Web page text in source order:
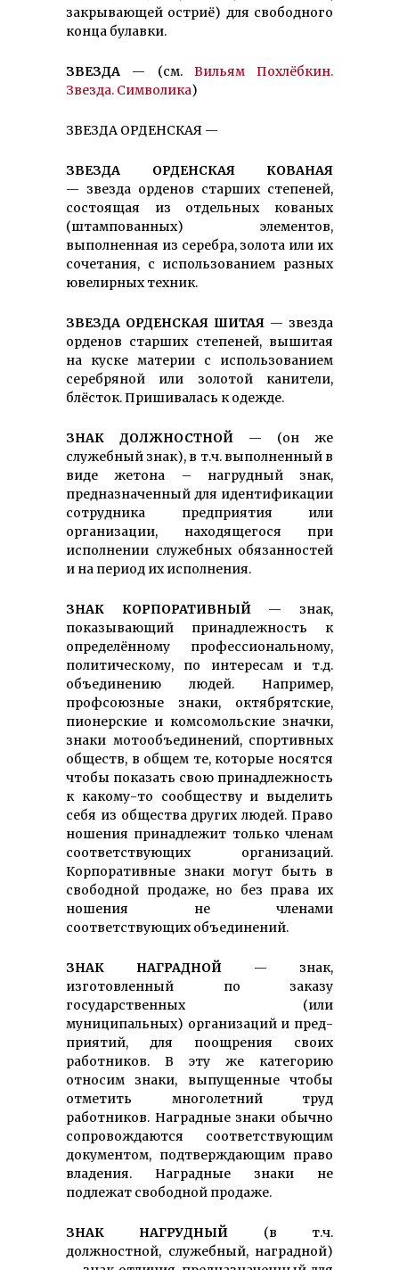
закрывающей остриё) для свободного
конца булавки.
ЗВЕЗДА — (см. Вильям Похлёбкин.
Звезда. Символика)
ЗВЕЗДА ОРДЕНСКАЯ —
ЗВЕЗДА ОРДЕНСКАЯ КОВАНАЯ
— звезда орденов старших степеней,
состоящая из отдельных кованых
(штампованных) элементов,
выполненная из серебра, золота или их
сочетания, с использованием разных
ювелирных техник.
ЗВЕЗДА ОРДЕНСКАЯ ШИТАЯ — звезда
орденов старших степеней, вышитая
на куске материи с исполь­зованием
серебряной или золотой канители,
блёсток. Пришивалась к одежде.
ЗНАК ДОЛЖНОСТНОЙ — (он же
служебный знак), в т.ч. выполненный в
виде жетона – нагрудный знак,
предназна­ченный для идентификации
сотрудника предприятия или
организации, находящегося при
исполнении служебных обязанностей
и на период их исполнения.
ЗНАК КОРПОРАТИВНЫЙ— знак,
показывающий принадлежность к
определённому профес­сиональному,
политическому, по интересам и т.д.
объединению людей. Например,
профсоюзные знаки, октябрятские,
пионерские и комсомольские значки,
знаки мото­объединений, спортивных
обществ, в общем те, которые носятся
чтобы показать свою принадлежность
к какому-то сообществу и выделить
себя из общества других людей. Право
ношения принадлежит только членам
соответ­ствующих организаций.
Корпоративные знаки могут быть в
свободной продаже, но без права их
ношения не членами
соответствующих объединений.
ЗНАК НАГРАДНОЙ — знак,
изготовленный по заказу
государственных (или
муниципальных) организаций и пред­
приятий, для поощрения своих
работников. В эту же категорию
относим знаки, выпущенные чтобы
отметить многолетний труд
работников. Наградные знаки обычно
сопровождаются соответ­ствующим
документом, подтвер­ждающим право
владения. Наградные знаки не
подлежат свободной продаже.
ЗНАК НАГРУДНЫЙ (в т.ч.
должностной, служебный, наградной)